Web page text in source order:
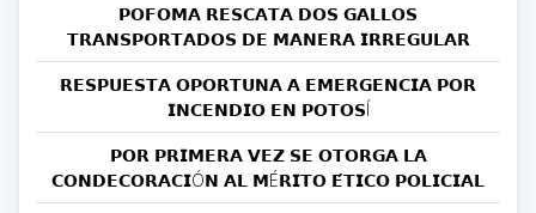
𝗣𝗢𝗙𝗢𝗠𝗔 𝗥𝗘𝗦𝗖𝗔𝗧𝗔 𝗗𝗢𝗦 𝗚𝗔𝗟𝗟𝗢𝗦
𝗧𝗥𝗔𝗡𝗦𝗣𝗢𝗥𝗧𝗔𝗗𝗢𝗦 𝗗𝗘 𝗠𝗔𝗡𝗘𝗥𝗔 𝗜𝗥𝗥𝗘𝗚𝗨𝗟𝗔𝗥
𝗥𝗘𝗦𝗣𝗨𝗘𝗦𝗧𝗔 𝗢𝗣𝗢𝗥𝗧𝗨𝗡𝗔 𝗔 𝗘𝗠𝗘𝗥𝗚𝗘𝗡𝗖𝗜𝗔 𝗣𝗢𝗥
𝗜𝗡𝗖𝗘𝗡𝗗𝗜𝗢 𝗘𝗡 𝗣𝗢𝗧𝗢𝗦Í
𝗣𝗢𝗥 𝗣𝗥𝗜𝗠𝗘𝗥𝗔 𝗩𝗘𝗭 𝗦𝗘 𝗢𝗧𝗢𝗥𝗚𝗔 𝗟𝗔
𝗖𝗢𝗡𝗗𝗘𝗖𝗢𝗥𝗔𝗖𝗜Ó𝗡 𝗔𝗟 𝗠É𝗥𝗜𝗧𝗢 𝗘́𝗧𝗜𝗖𝗢 𝗣𝗢𝗟𝗜𝗖𝗜𝗔𝗟